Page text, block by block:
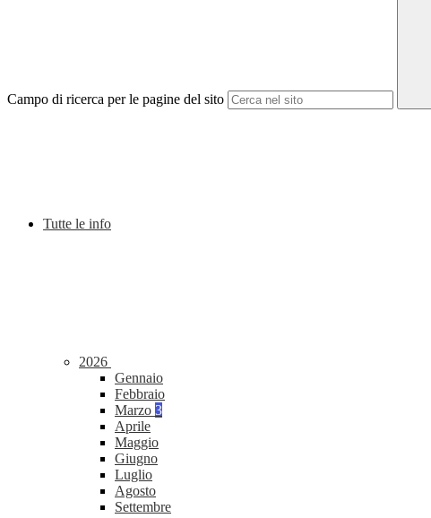
Campo di ricerca per le pagine del sito
Tutte le info
2026
Gennaio
Febbraio
Marzo 3
Aprile
Maggio
Giugno
Luglio
Agosto
Settembre